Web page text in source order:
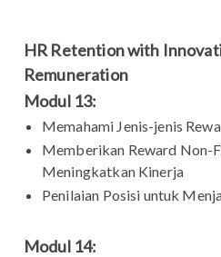
HR Retention with
Remuneration
Modul 13:
Memahami Jenis-jenis
Memberikan Reward Non-
Meningkatkan Kinerja
Penilaian Posisi untuk
Modul 14: